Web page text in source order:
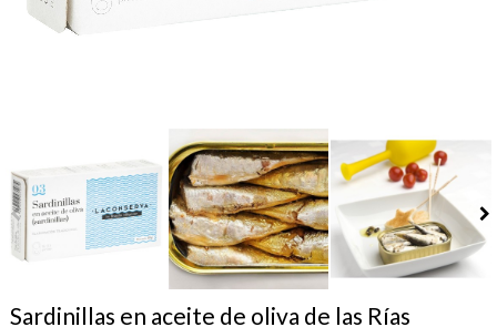
Sardinillas en aceite de oliva de las Rías